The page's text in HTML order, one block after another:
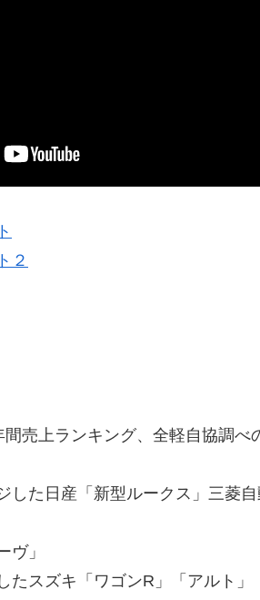
２
売上ランキング、全軽自協調べ
した日産「新型ルークス」三菱
ヴ」
たスズキ「ワゴンR」「アルト」